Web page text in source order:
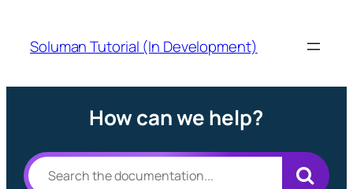
Soluman Tutorial (In Development)
How can we help?